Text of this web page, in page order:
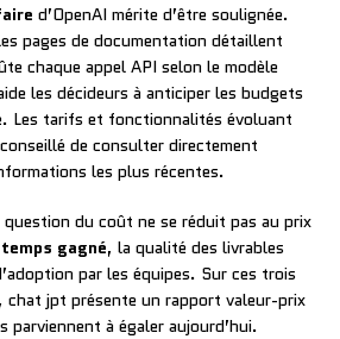
d’OpenAI mérite d’être soulignée.
pages de documentation détaillent
chaque appel API selon le modèle
les décideurs à anticiper les budgets
Les tarifs et fonctionnalités évoluant
de consulter directement
les plus récentes.
du coût ne se réduit pas au prix
temps gagné, la qualité des livrables
par les équipes. Sur ces trois
chat jpt présente un rapport valeur-prix
parviennent à égaler aujourd’hui.